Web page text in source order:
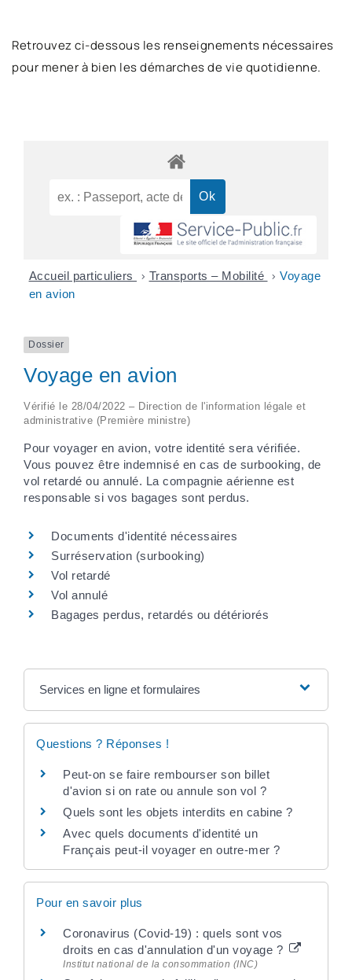
Retrouvez ci-dessous les renseignements nécessaires
pour mener à bien les démarches de vie quotidienne.
Accueil particuliers > Transports – Mobilité > Voyage
en avion
Dossier
Voyage en avion
Vérifié le 28/04/2022 – Direction de l'information légale et
administrative (Première ministre)
Pour voyager en avion, votre identité sera vérifiée.
Vous pouvez être indemnisé en cas de surbooking, de
vol retardé ou annulé. La compagnie aérienne est
responsable si vos bagages sont perdus.
Documents d'identité nécessaires
Surréservation (surbooking)
Vol retardé
Vol annulé
Bagages perdus, retardés ou détériorés
Services en ligne et formulaires
Questions ? Réponses !
Peut-on se faire rembourser son billet
d'avion si on rate ou annule son vol ?
Quels sont les objets interdits en cabine ?
Avec quels documents d'identité un
Français peut-il voyager en outre-mer ?
Pour en savoir plus
Coronavirus (Covid-19) : quels sont vos
droits en cas d'annulation d'un voyage ?
Institut national de la consommation (INC)